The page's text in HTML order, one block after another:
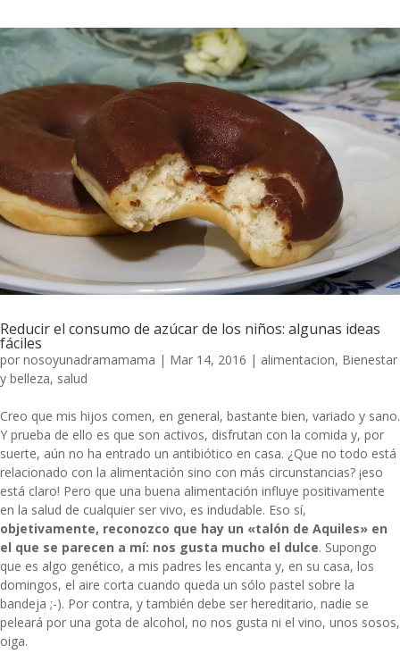
Reducir el consumo de azúcar de los niños: algunas ideas
fáciles
por nosoyunadramamama | Mar 14, 2016 | alimentacion, Bienestar
y belleza, salud
Creo que mis hijos comen, en general, bastante bien, variado y sano.
Y prueba de ello es que son activos, disfrutan con la comida y, por
suerte, aún no ha entrado un antibiótico en casa. ¿Que no todo está
relacionado con la alimentación sino con más circunstancias? ¡eso
está claro! Pero que una buena alimentación influye positivamente
en la salud de cualquier ser vivo, es indudable. Eso sí,
objetivamente, reconozco que hay un «talón de Aquiles» en
el que se parecen a mí: nos gusta mucho el dulce. Supongo
que es algo genético, a mis padres les encanta y, en su casa, los
domingos, el aire corta cuando queda un sólo pastel sobre la
bandeja ;-). Por contra, y también debe ser hereditario, nadie se
peleará por una gota de alcohol, no nos gusta ni el vino, unos sosos,
oiga.